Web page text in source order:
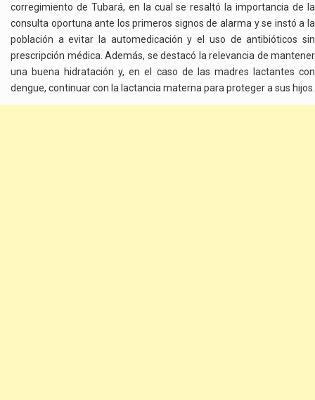
corregimiento de Tubará, en la cual se resaltó la importancia de la
consulta oportuna ante los primeros signos de alarma y se instó a la
población a evitar la automedicación y el uso de antibióticos sin
prescripción médica. Además, se destacó la relevancia de mantener
una buena hidratación y, en el caso de las madres lactantes con
dengue, continuar con la lactancia materna para proteger a sus hijos.